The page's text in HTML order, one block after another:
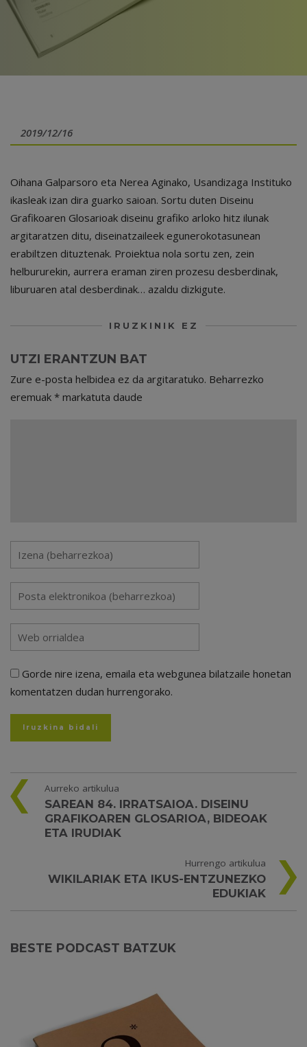
2019/12/16
Oihana Galparsoro eta Nerea Aginako, Usandizaga Instituko
ikasleak izan dira guarko saioan. Sortu duten Diseinu
Grafikoaren Glosarioak diseinu grafiko arloko hitz ilunak
argitaratzen ditu, diseinatzaileek egunerokotasunean
erabiltzen dituztenak. Proiektua nola sortu zen, zein
helbururekin, aurrera eraman ziren prozesu desberdinak,
liburuaren atal desberdinak… azaldu dizkigute.
IRUZKINIK EZ
UTZI ERANTZUN BAT
Zure e-posta helbidea ez da argitaratuko. Beharrezko
eremuak * markatuta daude
Gorde nire izena, emaila eta webgunea bilatzaile honetan
komentatzen dudan hurrengorako.
Aurreko artikulua
SAREAN 84. IRRATSAIOA. DISEINU
GRAFIKOAREN GLOSARIOA, BIDEOAK
ETA IRUDIAK
Hurrengo artikulua
WIKILARIAK ETA IKUS-ENTZUNEZKO
EDUKIAK
BESTE PODCAST BATZUK